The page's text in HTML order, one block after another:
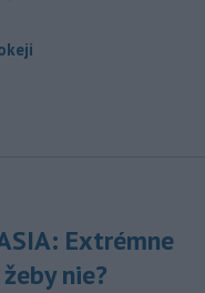
Extrémne
nie?